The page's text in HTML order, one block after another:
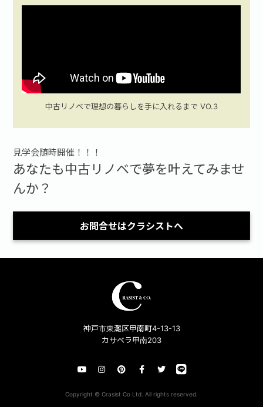
中古リノベで理想の暮らしを手に入れるまで VO.3
見学会随時開催！！！
あなたも中古リノベで夢を叶えてみませ
んか？
お問合せはクラシストへ
神戸市東灘区甲南町4-13-13
カサベラ甲南203
Copyright © Crasist Co Ltd. All rights reserved.